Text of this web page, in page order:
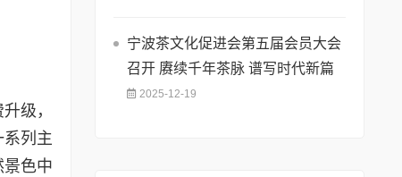
级，
系列主
色中
宁波茶文化促进会第五届会员大会
召开 赓续千年茶脉 谱写时代新篇
2025-12-19